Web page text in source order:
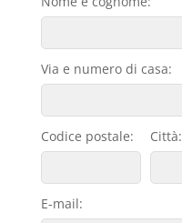
Via e numero di casa:
Codice postale: Città:
E-mail: